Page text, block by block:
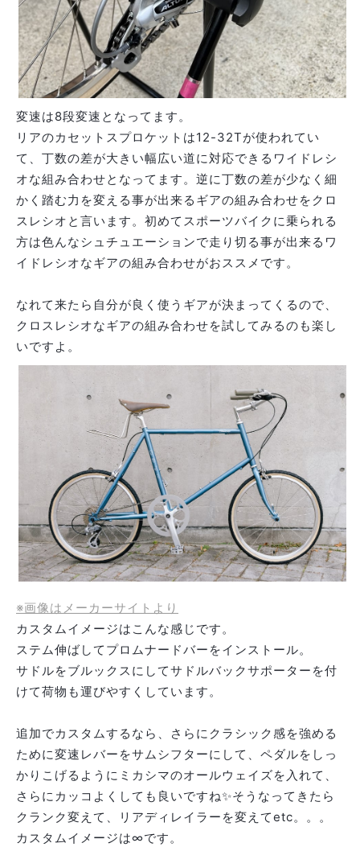
変速は8段変速となってます。
リアのカセットスプロケットは12-32Tが使われてい
て、丁数の差が大きい幅広い道に対応できるワイドレシ
オな組み合わせとなってます。逆に丁数の差が少なく細
かく踏む力を変える事が出来るギアの組み合わせをクロ
スレシオと言います。初めてスポーツバイクに乗られる
方は色んなシュチュエーションで走り切る事が出来るワ
イドレシオなギアの組み合わせがおススメです。
なれて来たら自分が良く使うギアが決まってくるので、
クロスレシオなギアの組み合わせを試してみるのも楽し
いですよ。
※画像はメーカーサイトより
カスタムイメージはこんな感じです。
ステム伸ばしてプロムナードバーをインストール。
サドルをブルックスにしてサドルバックサポーターを付
けて荷物も運びやすくしています。
追加でカスタムするなら、さらにクラシック感を強める
ために変速レバーをサムシフターにして、ペダルをしっ
かりこげるようにミカシマのオールウェイズを入れて、
さらにカッコよくしても良いですね✨そうなってきたら
クランク変えて、リアディレイラーを変えてetc。。。
カスタムイメージは∞です。